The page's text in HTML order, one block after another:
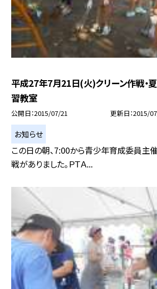
平成27年7月21日(火)クリーン作戦・
習教室
公開日 2015/07/21 更新日 2015/
お知らせ
この日の朝、7:00から青少年育成委員主
戦がありました。ＰＴＡ...